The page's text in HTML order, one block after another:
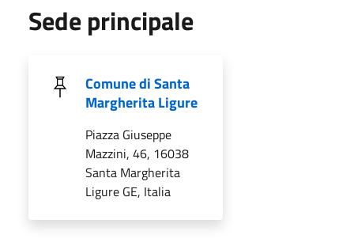
Sede principale
Comune di Santa
Margherita Ligure
Piazza Giuseppe
Mazzini, 46, 16038
Santa Margherita
Ligure GE, Italia